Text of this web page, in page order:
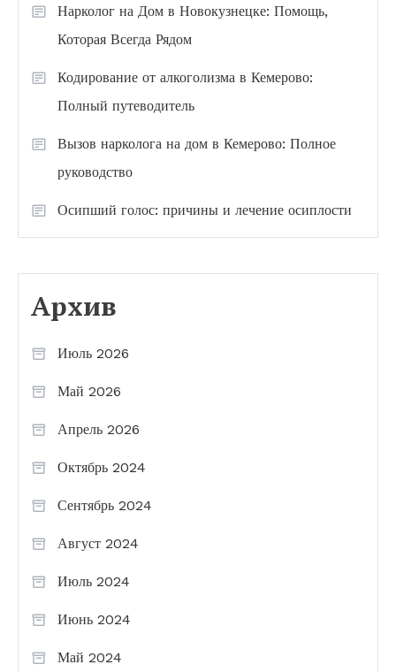
Нарколог на Дом в Новокузнецке: Помощь,
Которая Всегда Рядом
Кодирование от алкоголизма в Кемерово:
Полный путеводитель
Вызов нарколога на дом в Кемерово: Полное
руководство
Осипший голос: причины и лечение осиплости
Архив
Июль 2026
Май 2026
Апрель 2026
Октябрь 2024
Сентябрь 2024
Август 2024
Июль 2024
Июнь 2024
Май 2024